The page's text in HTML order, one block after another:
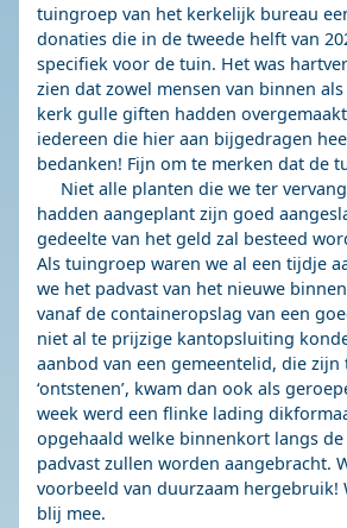
tuingroep van het kerkelijk bureau
donaties die in de tweede helft van
specifiek voor de tuin. Het was
zien dat zowel mensen van binnen
kerk gulle giften hadden
iedereen die hier aan bijgedragen
bedanken! Fijn om te merken dat de
Niet alle planten die we ter
hadden aangeplant zijn goed
gedeelte van het geld zal besteed
Als tuingroep waren we al een tijdje
we het padvast van het nieuwe
vanaf de containeropslag van een
niet al te prijzige kantopsluiting
aanbod van een gemeentelid, die
‘ontstenen’, kwam dan ook als
week werd een flinke lading
opgehaald welke binnenkort langs
padvast zullen worden aangebracht.
voorbeeld van duurzaam hergebruik!
blij mee.